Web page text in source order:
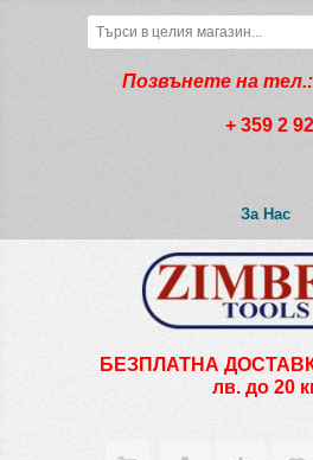
Позвънете на тел.:
+ 359 2
За Нас
БЕЗПЛАТНА
лв. до 20